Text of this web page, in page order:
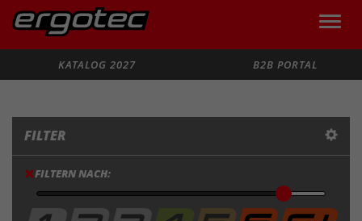
Toggle
KATALOG 2027
B2B PORTAL
FILTER
FILTERN NACH: